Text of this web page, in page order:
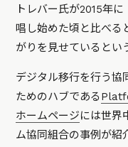
トレバー氏が2015年
唱し始めた頃と比べる
がりを見せているとい
デジタル移行を行う協
ためのハブである
ホームページには世界
ム協同組合の事例が